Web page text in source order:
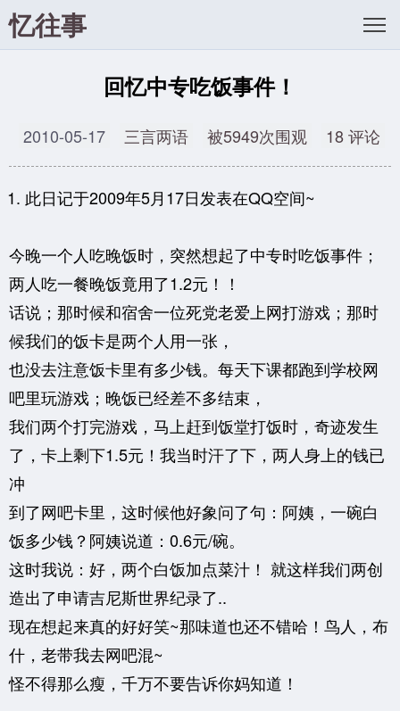
忆往事
回忆中专吃饭事件！
2010-05-17 三言两语 被5949次围观 18 评论
此日记于2009年5月17日发表在QQ空间~
今晚一个人吃晚饭时，突然想起了中专时吃饭事件；
两人吃一餐晚饭竟用了1.2元！！
话说；那时候和宿舍一位死党老爱上网打游戏；那时
候我们的饭卡是两个人用一张，
也没去注意饭卡里有多少钱。每天下课都跑到学校网
吧里玩游戏；晚饭已经差不多结束，
我们两个打完游戏，马上赶到饭堂打饭时，奇迹发生
了，卡上剩下1.5元！我当时汗了下，两人身上的钱已
冲
到了网吧卡里，这时候他好象问了句：阿姨，一碗白
饭多少钱？阿姨说道：0.6元/碗。
这时我说：好，两个白饭加点菜汁！ 就这样我们两创
造出了申请吉尼斯世界纪录了..
现在想起来真的好好笑~那味道也还不错哈！鸟人，布
什，老带我去网吧混~
怪不得那么瘦，千万不要告诉你妈知道！